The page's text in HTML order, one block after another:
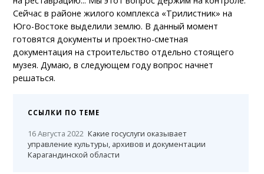
Сейчас в районе жилого комплекса «Трилистник» на
Юго-Востоке выделили землю. В данный момент
готовятся документы и проектно-сметная
документация на строительство отдельно стоящего
музея. Думаю, в следующем году вопрос начнет
решаться.
ССЫЛКИ ПО ТЕМЕ
16 Августа 2022 Какие госуслуги оказывает
управление культуры, архивов и документации
Карагандинской области